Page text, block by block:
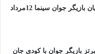
درگذشت مریم همتیان بازیگر جوان سینما 12مرداد
بازیگر جوان با کودی جان